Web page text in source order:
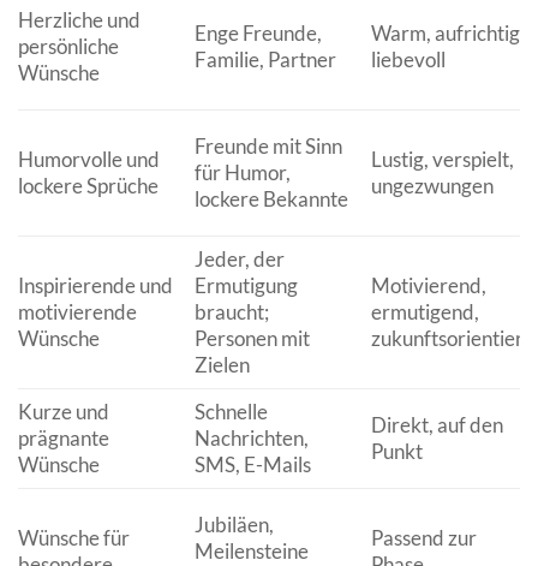
Herzliche und
persönliche
Wünsche
Enge Freunde,
Familie, Partner
Warm, aufrichtig,
liebevoll
Humorvolle und
lockere Sprüche
Freunde mit Sinn
für Humor,
lockere Bekannte
Lustig, verspielt,
ungezwungen
Inspirierende und
motivierende
Wünsche
Jeder, der
Ermutigung
braucht;
Personen mit
Zielen
Motivierend,
ermutigend,
zukunftsorientiert
Kurze und
prägnante
Wünsche
Schnelle
Nachrichten,
SMS, E-Mails
Direkt, auf den
Punkt
Wünsche für
Jubiläen,
Meilensteine
Passend zur